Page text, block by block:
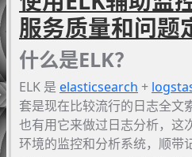
服务质量和问题
什么是ELK？
ELK 是 elasticsearch +
套是现在比较流行的日志全文
也有用它来做过日志分析，这
环境的监控和分析系统，顺带